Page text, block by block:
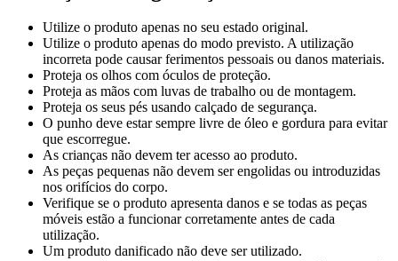
Utilize o produto apenas no seu estado original.
Utilize o produto apenas do modo previsto. A utilização
incorreta pode causar ferimentos pessoais ou danos materiais.
Proteja os olhos com óculos de proteção.
Proteja as mãos com luvas de trabalho ou de montagem.
Proteja os seus pés usando calçado de segurança.
O punho deve estar sempre livre de óleo e gordura para evitar
que escorregue.
As crianças não devem ter acesso ao produto.
As peças pequenas não devem ser engolidas ou introduzidas
nos orifícios do corpo.
Verifique se o produto apresenta danos e se todas as peças
móveis estão a funcionar corretamente antes de cada
utilização.
Um produto danificado não deve ser utilizado.